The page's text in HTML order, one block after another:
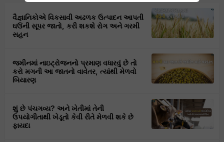
વૈજ્ઞાનિકોએ વિકસાવી અઢળક ઉત્પાદન આપતી
ઘઉંની સૂપર જાતો, કરી શકશે રોગ અને ગરમી
સહન
જમીનમાં નાઇટ્રોજનનો પ્રમાણ વધારવું છે તો
કરો મગની આ જાતનો વાવેતર, ત્યાંથી મેળવો
બિયારણ
શું છે પંચગવ્ય? અને ખેતીમાં તેની
ઉપયોગીતાથી ખેડૂતો કેવી રીતે મેળવી શકે છે
ફાયદા